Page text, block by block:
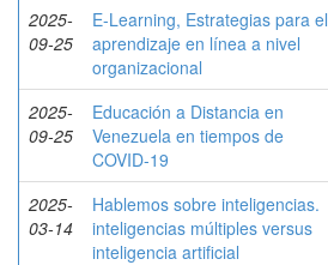
2025-
09-25
E-Learning, Estrategias para el
aprendizaje en línea a nivel
organizacional
2025-
09-25
Educación a Distancia en
Venezuela en tiempos de
COVID-19
2025-
03-14
Hablemos sobre inteligencias.
inteligencias múltiples versus
inteligencia artificial